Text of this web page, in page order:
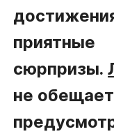
приятные
сюрпризы.
не